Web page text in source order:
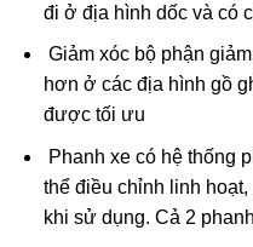
đi ở địa hình dốc và có
Giảm xóc bộ phận
hơn ở các địa hình gồ
được tối ưu
Phanh xe có hệ thống
thể điều chỉnh linh
khi sử dụng. Cả 2